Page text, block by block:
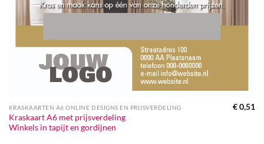
KRASKAARTEN A6 ONLINE DESIGNS EN PRIJSVERDELING
Kraskaart A6 met prijsverdeling
Winkels in tapijt en gordijnen
€0,51